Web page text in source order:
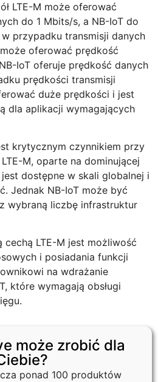
LTE-M może oferować
do 1 Mbits/s, a NB-IoT do
przypadku transmisji danych
oferować prędkość
IoT oferuje prędkość danych
prędkości transmisji
duże prędkości i jest
dla aplikacji wymagających
krytycznym czynnikiem przy
M, oparte na dominującej
dostępne w skali globalnej i
Jednak NB-IoT może być
wybraną liczbę infrastruktur
cechą LTE-M jest możliwość
i posiadania funkcji
na wdrażanie
które wymagają obsługi
może zrobić dla
ponad 100 produktów